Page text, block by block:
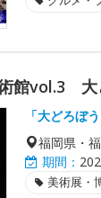
館vol.3 大
「大どろぼ
福岡県・
期間：
美術展・